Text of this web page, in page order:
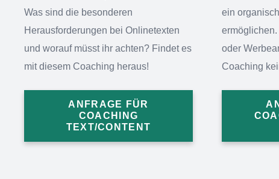
Was sind die besonderen
Herausforderungen bei Onlinetexten
und worauf müsst ihr achten? Findet es
mit diesem Coaching heraus!
ANFRAGE FÜR
COACHING
TEXT/CONTENT
ein
oder
Coaching